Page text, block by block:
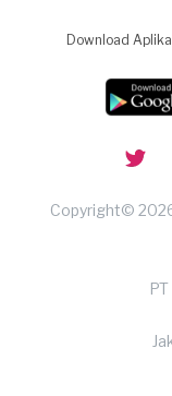
Download
Copyright©